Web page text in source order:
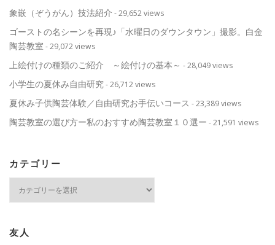
象嵌（ぞうがん）技法紹介 - 29,652 views
ゴーストの名シーンを再現♪「水曜日のダウンタウン」撮影。白金
陶芸教室 - 29,072 views
上絵付けの種類のご紹介 ～絵付けの基本～ - 28,049 views
小学生の夏休み自由研究- 26,712 views
夏休み子供陶芸体験／自由研究お手伝いコース - 23,389 views
陶芸教室の選び方ー私のおすすめ陶芸教室１０選ー - 21,591 views
カテゴリー
ー
友人